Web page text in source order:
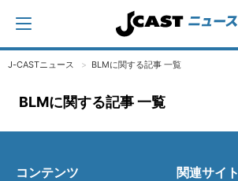
J-CASTニュース BLMに関する記事 一覧
BLMに関する記事 一覧
コンテンツ 関連サイト